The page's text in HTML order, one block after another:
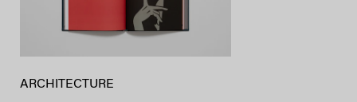
ARCHITECTURE